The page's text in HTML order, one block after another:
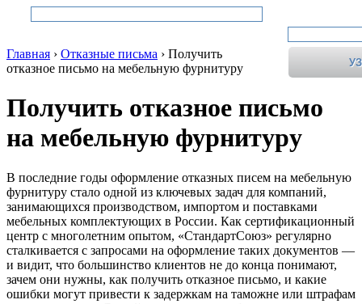
Главная › Отказные письма › Получить
отказное письмо на мебельную фурнитуру
Получить отказное письмо
на мебельную фурнитуру
В последние годы оформление отказных писем на мебельную
фурнитуру стало одной из ключевых задач для компаний,
занимающихся производством, импортом и поставками
мебельных комплектующих в России. Как сертификационный
центр с многолетним опытом, «СтандартСоюз» регулярно
сталкивается с запросами на оформление таких документов —
и видит, что большинство клиентов не до конца понимают,
зачем они нужны, как получить отказное письмо, и какие
ошибки могут привести к задержкам на таможне или штрафам